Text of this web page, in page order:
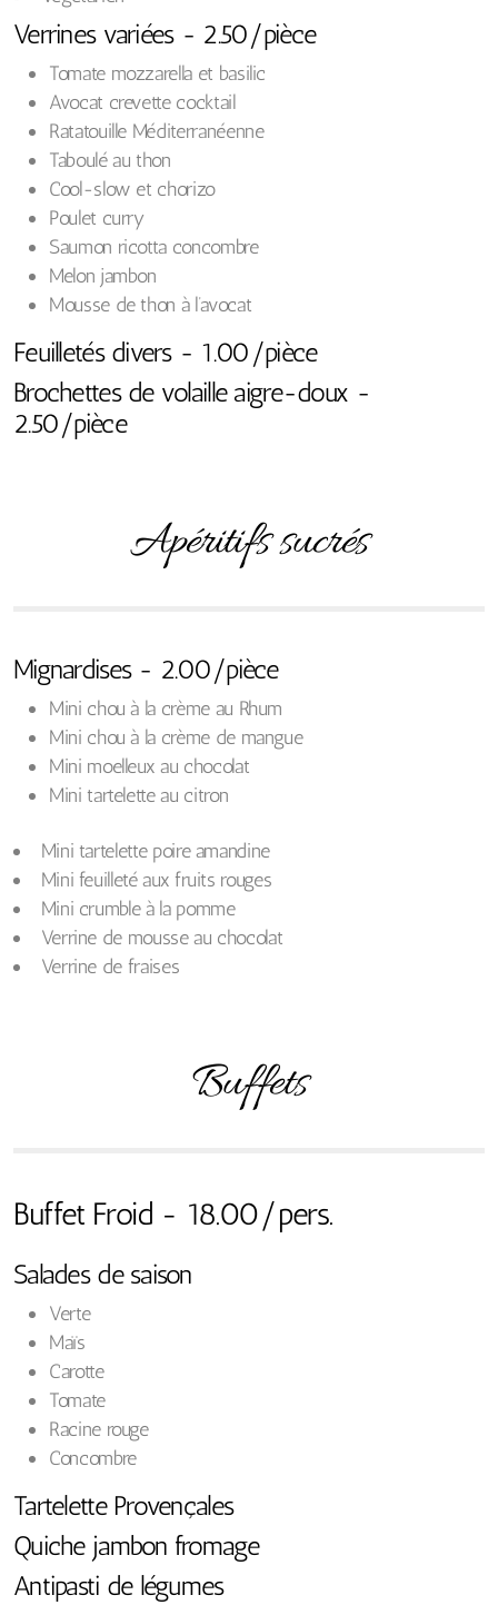
Verrines variées - 2.50/pièce
Tomate mozzarella et basilic
Avocat crevette cocktail
Ratatouille Méditerranéenne
Taboulé au thon
Cool-slow et chorizo
Poulet curry
Saumon ricotta concombre
Melon jambon
Mousse de thon à l’avocat
Feuilletés divers - 1.00/pièce
Brochettes de volaille aigre-doux -
2.50/pièce
Apéritifs sucrés
Mignardises - 2.00/pièce
Mini chou à la crème au Rhum
Mini chou à la crème de mangue
Mini moelleux au chocolat
Mini tartelette au citron
Mini tartelette poire amandine
Mini feuilleté aux fruits rouges
Mini crumble à la pomme
Verrine de mousse au chocolat
Verrine de fraises
Buffets
Buffet Froid - 18.00/pers.
Salades de saison
Verte
Maïs
Carotte
Tomate
Racine rouge
Concombre
Tartelette Provençales
Quiche jambon fromage
Antipasti de légumes